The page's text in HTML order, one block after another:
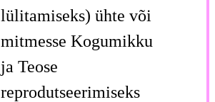
lülitamiseks) ühte või
mitmesse Kogumikku
ja Teose
reprodutseerimiseks